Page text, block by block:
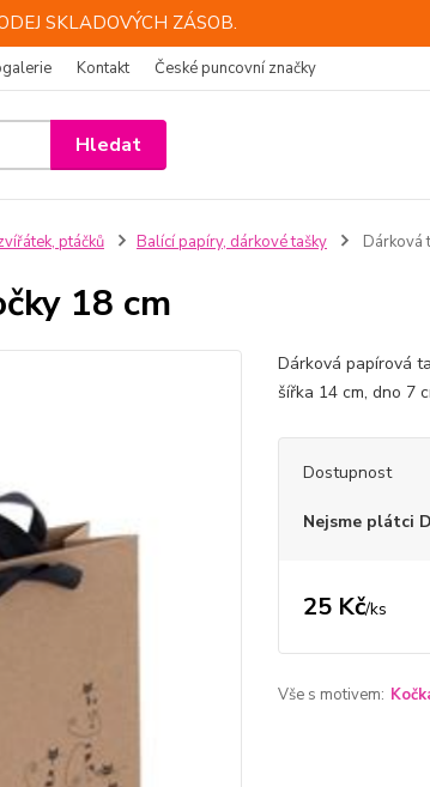
SKLADOVÝCH ZÁSOB.
Kontakt České puncovní značky
Hledat
ptáčků Balící papíry, dárkové tašky Dárková
18 cm
Dárková papírová
šířka 14 cm, dno 7
Dostupnost
Nejsme plátci
25 Kč/ks
Vše s motivem: